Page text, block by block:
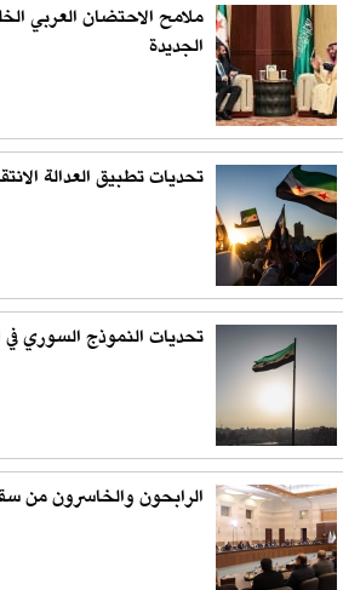
ملامح الاحتضان العربي
الجديدة
تحديات تطبيق العدالة
تحديات النموذج السوري في
الرابحون والخاسرون من